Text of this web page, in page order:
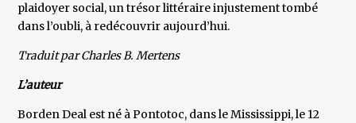
plaidoyer social, un trésor littéraire injustement tombé
dans l’oubli, à redécouvrir aujourd’hui.
Traduit par Charles B. Mertens
L’auteur
Borden Deal est né à Pontotoc, dans le Mississippi, le 12